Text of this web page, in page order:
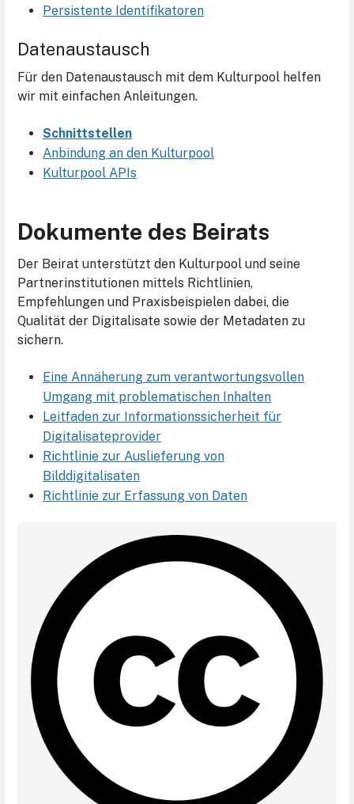
Persistente Identifikatoren
Datenaustausch
Für den Datenaustausch mit dem Kulturpool helfen
wir mit einfachen Anleitungen.
Schnittstellen
Anbindung an den Kulturpool
Kulturpool APIs
Dokumente des Beirats
Der Beirat unterstützt den Kulturpool und seine
Partnerinstitutionen mittels Richtlinien,
Empfehlungen und Praxisbeispielen dabei, die
Qualität der Digitalisate sowie der Metadaten zu
sichern.
Eine Annäherung zum verantwortungsvollen
Umgang mit problematischen Inhalten
Leitfaden zur Informationssicherheit für
Digitalisateprovider
Richtlinie zur Auslieferung von
Bilddigitalisaten
Richtlinie zur Erfassung von Daten